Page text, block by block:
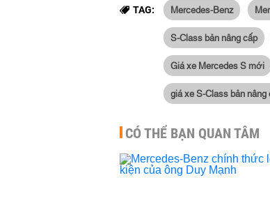
TAG: Mercedes-Benz
S-Class bản nâng cấp
Giá xe Mercedes S mới
giá xe S-Class bản nâng
CÓ THỂ BẠN QUAN TÂM